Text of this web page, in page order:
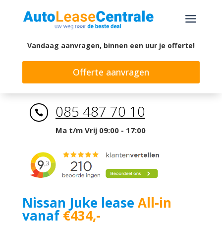
a
Vandaag aanvragen, binnen een uur je offerte!
Offerte aanvragen
 085 487 70 10
Ma t/m Vrij 09:00 - 17:00
Nissan Juke lease All-in
vanaf€434,-